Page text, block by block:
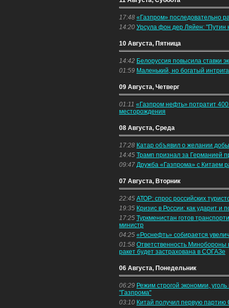
17:48 «Газпром» последовательно
14:20 Урсула фон дер Ляйен: "Путин
10 Августа, Пятница
14:42 Белоруссия повысила ставки
01:59 Маленький, но богатый
09 Августа, Четверг
01:11 «Газпром нефть» потратит
месторождения
08 Августа, Среда
17:28 Катар объявил о желании
14:45 Трамп признал за Германией
09:47 Дружба «Газпрома» с Китаем
07 Августа, Вторник
22:45 АТОР: спрос российских
19:35 Кризис в России: как ударит и
17:25 Туркменистан готов
министр
04:25 «Роснефть» собирается
01:58 Ответственность Минобороны
ракет будет застрахована в СОГАЗе
06 Августа, Понедельник
06:29 Режим строгой экономии,
"Газпрома"
03:10 Китай получил первую